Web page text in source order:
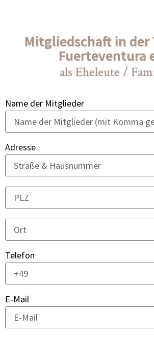
Mitgliedschaft in
Fuerteventura
als Ehe­leu­te /
Name der Mit­glie­der
Adres­se
Tele­fon
E‑Mail